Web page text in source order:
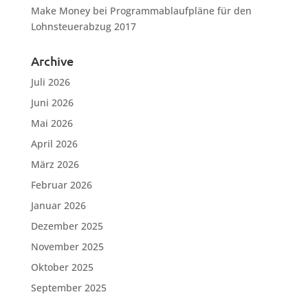
Make Moneybei Programmablaufpläne für den
Lohnsteuerabzug 2017
Archive
Juli 2026
Juni 2026
Mai 2026
April 2026
März 2026
Februar 2026
Januar 2026
Dezember 2025
November 2025
Oktober 2025
September 2025